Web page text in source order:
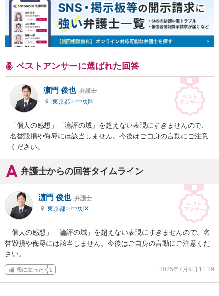
ベストアンサーに選ばれた回答
濵門 俊也 弁護士
東京都 > 中央区
「個人の感想」「論評の域」を超えない表現にすぎませんので、
名誉毀損や侮辱には該当しません。今後はご自身の言動にご注意
ください。
弁護士からの回答タイムライン
濵門 俊也 弁護士
東京都 > 中央区
「個人の感想」「論評の域」を超えない表現にすぎませんので、名
誉毀損や侮辱には該当しません。今後はご自身の言動にご注意くだ
さい。
役に立った 1 2025年7月9日 11:29